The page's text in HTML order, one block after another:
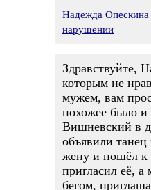
Надежда Опескина
нарушении
Здравствуйте,
которым не
мужем, вам
похожее было
Вишневский в
объявили
жену и пошёл к
пригласил её,
бегом,